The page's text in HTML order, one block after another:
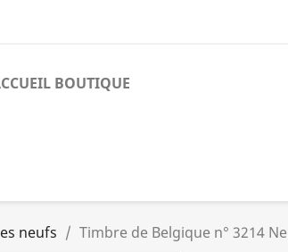
BOUTIQUE
neufs Timbre de Belgique n° 3214